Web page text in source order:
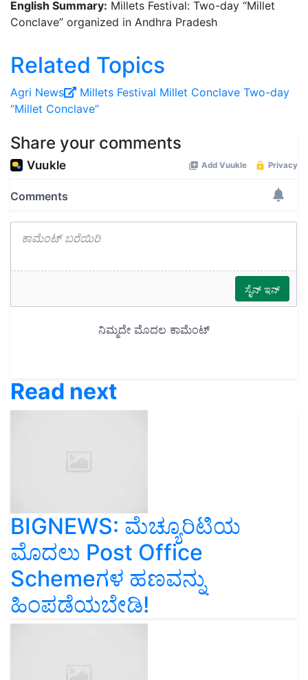
English Summary: Millets Festival: Two-day “Millet
Conclave” organized in Andhra Pradesh
Related Topics
Agri News Millets Festival Millet Conclave Two-day
“Millet Conclave”
Share your comments
Read next
BIGNEWS: ಮೆಚ್ಯೂರಿಟಿಯ
ಮೊದಲು Post Office
Schemeಗಳ ಹಣವನ್ನು
ಹಿಂಪಡೆಯಬೇಡಿ!